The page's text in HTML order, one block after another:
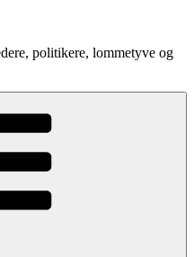
politikere, lommetyve og